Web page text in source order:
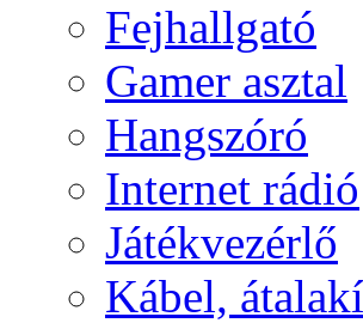
Fejhallgató
Gamer asztal
Hangszóró
Internet rádió
Játékvezérlő
Kábel,